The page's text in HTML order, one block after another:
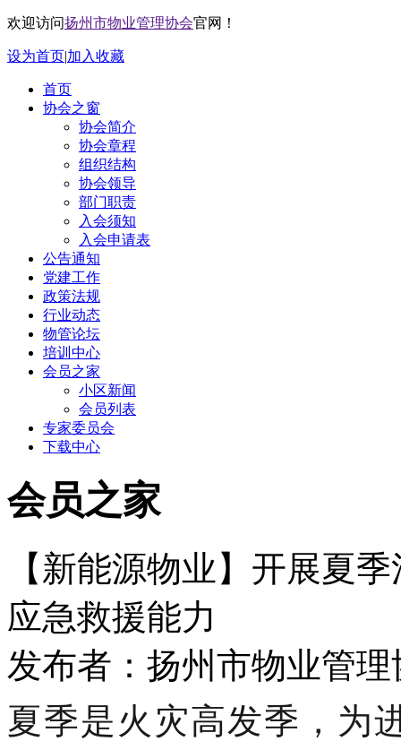
欢迎访问扬州市物业管理协会官网！
设为首页|加入收藏
首页
协会之窗
协会简介
协会章程
组织结构
协会领导
部门职责
入会须知
入会申请表
公告通知
党建工作
政策法规
行业动态
物管论坛
培训中心
会员之家
小区新闻
会员列表
专家委员会
下载中心
会员之家
【新能源物业】开展夏
应急救援能力
发布者：扬州市物业管
夏季是火灾高发季， 为